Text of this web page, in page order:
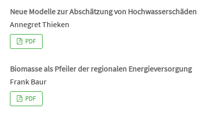
Neue Modelle zur Abschätzung von Hochwasserschäden
Annegret Thieken
PDF
Biomasse als Pfeiler der regionalen Energieversorgung
Frank Baur
PDF